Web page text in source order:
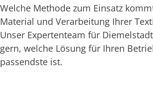
Welche Methode zum Einsatz
Material und Verarbeitung Ihrer
Unser Expertenteam für
gern, welche Lösung für Ihren
passendste ist.